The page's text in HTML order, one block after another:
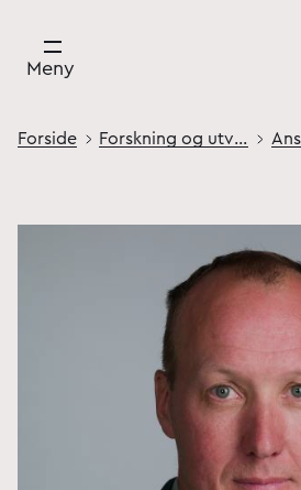
Meny
Forside Forskning og utvikling